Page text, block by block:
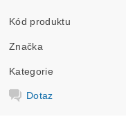
Kód produktu
Značka
Kategorie
Dotaz